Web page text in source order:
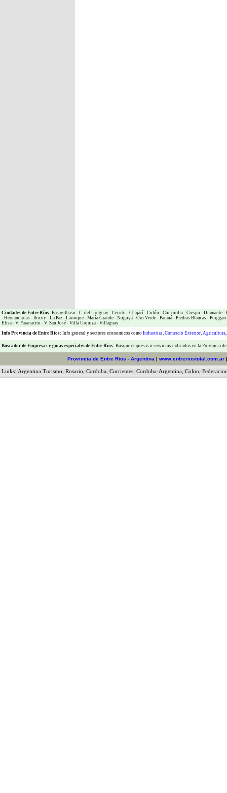
Ciudades de Entre Ríos: Basavilbaso - C. del Uruguay - Cerrito - Chajarí - Colón - Concordia - Crespo - Diamante -
- Hernandarias - Ibicuy - La Paz - Larroque - María Grande - Nogoyá - Oro Verde - Paraná - Piedras Blancas - Puiggari
Elisa - V. Paranacito - V. San José - Villa Urquiza - Villaguay
Info Provincia de Entre Rios: Info general y sectores economicos como Industrias, Comercio Exterior, Agricultura,
Buscador de Empresas y guias especiales de Entre Rios: Busque empresas o servicios radicados en la Provincia
Provincia de Entre Rios - Argentina | www.entreriostotal.com.ar
Links: Argentina Turismo Rosario Cordoba Corrientes Cordoba-Argentina Colon